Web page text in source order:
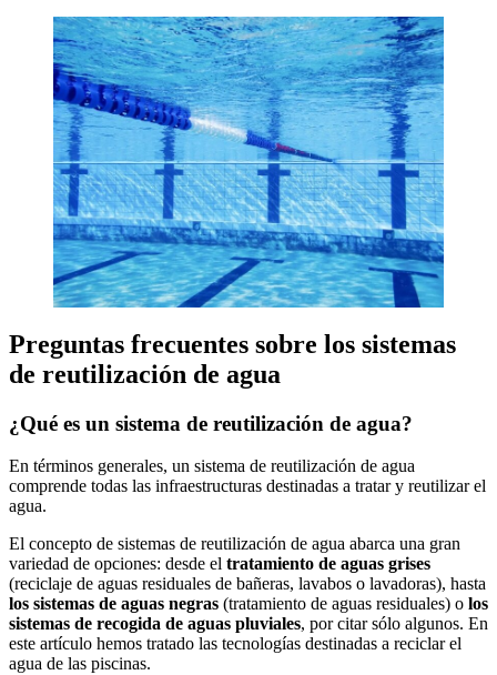
Preguntas frecuentes sobre los sistemas
de reutilización de agua
¿Qué es un sistema de reutilización de agua?
En términos generales, un sistema de reutilización de agua
comprende todas las infraestructuras destinadas a tratar y reutilizar el
agua.
El concepto de sistemas de reutilización de agua abarca una gran
variedad de opciones: desde el tratamiento de aguas grises
(reciclaje de aguas residuales de bañeras, lavabos o lavadoras), hasta
los sistemas de aguas negras (tratamiento de aguas residuales) o los
sistemas de recogida de aguas pluviales, por citar sólo algunos. En
este artículo hemos tratado las tecnologías destinadas a reciclar el
agua de las piscinas.